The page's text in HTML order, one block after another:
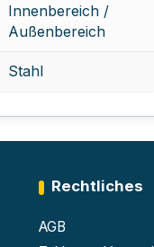
Innenbereich /
Außenbereich
Stahl
Rechtliches
AGB